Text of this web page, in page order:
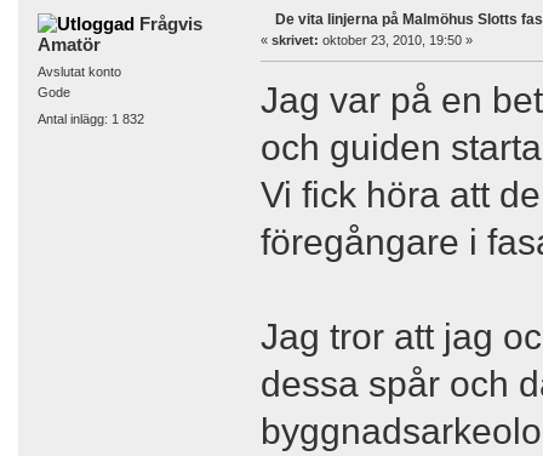
Frågvis
Amatör
Avslutat konto
Gode
Antal inlägg: 1 832
De vita linjerna på Malmöhus Slotts
« skrivet: oktober 23, 2010, 19:50 »
Jag var på en
och guiden
Vi fick höra att
föregångare i
Jag tror att jag
dessa spår och